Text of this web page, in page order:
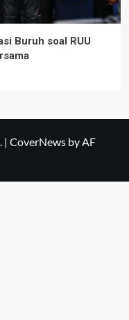
Buruh soal RUU
| CoverNews by AF